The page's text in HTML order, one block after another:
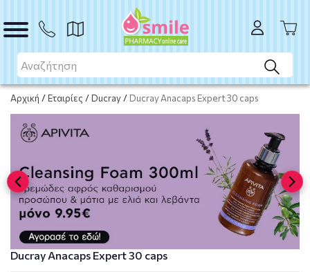
Αρχική /Εταιρίες /Ducray / Ducray Anacaps Expert 30 caps
ΑΓΟΡΑ
Ducray Anacaps Expert 30 caps